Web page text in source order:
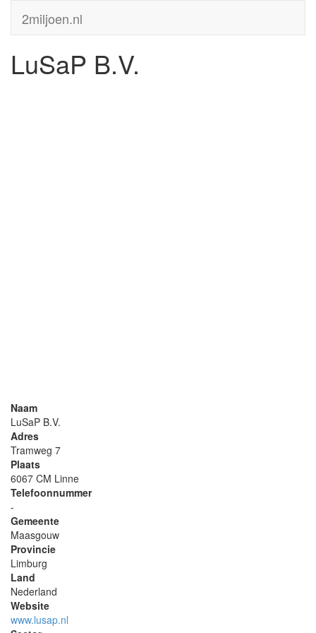
2miljoen.nl
LuSaP B.V.
Naam
LuSaP B.V.
Adres
Tramweg 7
Plaats
6067 CM Linne
Telefoonnummer
-
Gemeente
Maasgouw
Provincie
Limburg
Land
Nederland
Website
www.lusap.nl